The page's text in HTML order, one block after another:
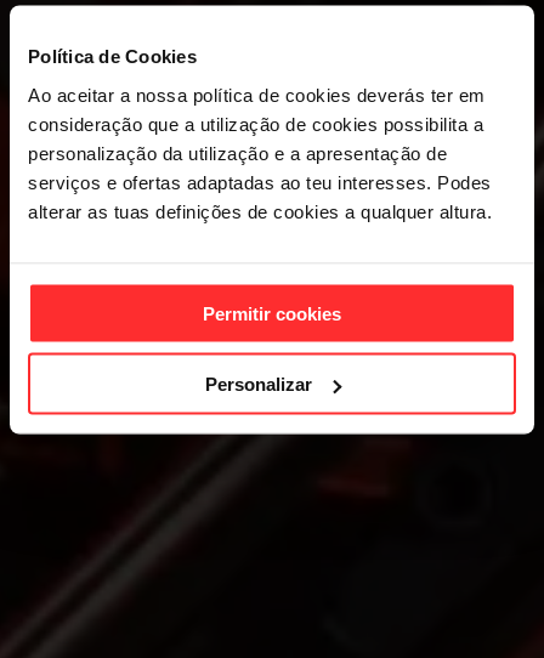
Política de Cookies
Ao aceitar a nossa política de cookies deverás ter em
consideração que a utilização de cookies possibilita a
personalização da utilização e a apresentação de
serviços e ofertas adaptadas ao teu interesses. Podes
alterar as tuas definições de cookies a qualquer altura.
Permitir cookies
Personalizar
ELEMENT
GYMS RIO
TINTO
We’re open!